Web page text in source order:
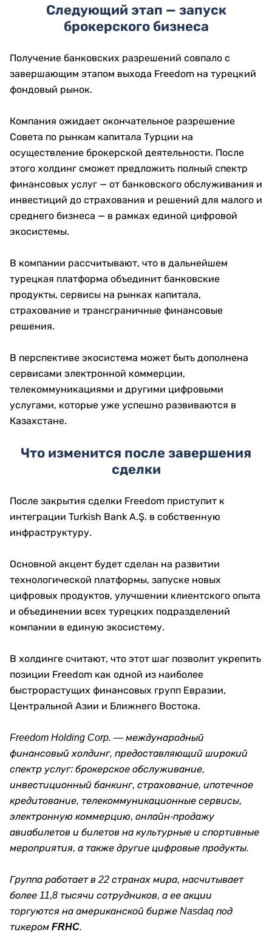
Следующий этап — запуск
брокерского бизнеса
Получение банковских разрешений совпало с
завершающим этапом выхода Freedom на турецкий
фондовый рынок.
Компания ожидает окончательное разрешение
Совета по рынкам капитала Турции на
осуществление брокерской деятельности. После
этого холдинг сможет предложить полный спектр
финансовых услуг — от банковского обслуживания и
инвестиций до страхования и решений для малого и
среднего бизнеса — в рамках единой цифровой
экосистемы.
В компании рассчитывают, что в дальнейшем
турецкая платформа объединит банковские
продукты, сервисы на рынках капитала,
страхование и трансграничные финансовые
решения.
В перспективе экосистема может быть дополнена
сервисами электронной коммерции,
телекоммуникациями и другими цифровыми
услугами, которые уже успешно развиваются в
Казахстане.
Что изменится после завершения
сделки
После закрытия сделки Freedom приступит к
интеграции Turkish Bank A.Ş. в собственную
инфраструктуру.
Основной акцент будет сделан на развитии
технологической платформы, запуске новых
цифровых продуктов, улучшении клиентского опыта
и объединении всех турецких подразделений
компании в единую экосистему.
В холдинге считают, что этот шаг позволит укрепить
позиции Freedom как одной из наиболее
быстрорастущих финансовых групп Евразии,
Центральной Азии и Ближнего Востока.
Freedom Holding Corp. — международный
финансовый холдинг, предоставляющий широкий
спектр услуг: брокерское обслуживание,
инвестиционный банкинг, страхование, ипотечное
кредитование, телекоммуникационные сервисы,
электронную коммерцию, онлайн-продажу
авиабилетов и билетов на культурные и спортивные
мероприятия, а также другие цифровые продукты.
Группа работает в 22 странах мира, насчитывает
более 11,8 тысячи сотрудников, а ее акции
торгуются на американской бирже Nasdaq под
тикером FRHC.